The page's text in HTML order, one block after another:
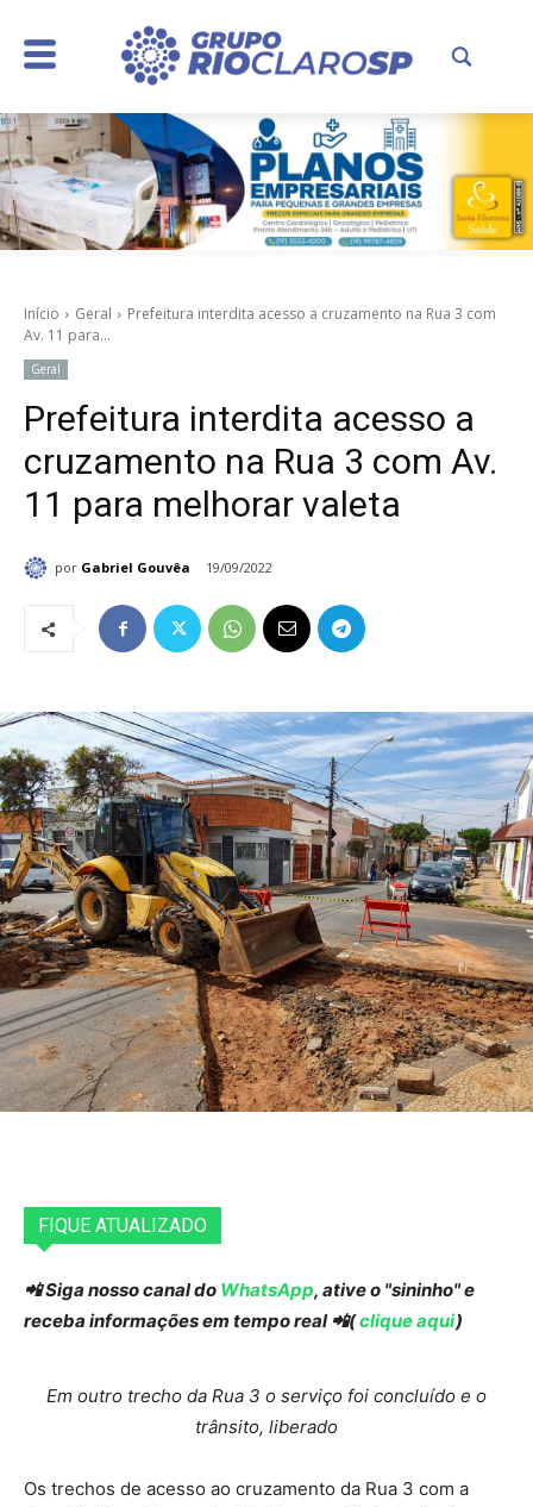
Início Geral
Prefeitura interdita acesso a cruzamento na Rua 3 com
Av. 11 para...
Geral
Prefeitura interdita acesso a
cruzamento na Rua 3 com Av.
11 para melhorar valeta
por Gabriel Gouvêa 19/09/2022
FIQUE ATUALIZADO
📲 Siga nosso canal do WhatsApp, ative o "sininho" e
receba informações em tempo real 📲(clique aqui)
Em outro trecho da Rua 3 o serviço foi concluído e o
trânsito, liberado
Os trechos de acesso ao cruzamento da Rua 3 com a